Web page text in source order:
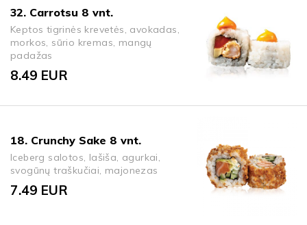
32. Carrotsu 8 vnt.
Keptos tigrinės krevetės, avokadas,
morkos, sūrio kremas, mangų
padažas
8.49 EUR
18. Crunchy Sake 8 vnt.
Iceberg salotos, lašiša, agurkai,
svogūnų traškučiai, majonezas
7.49 EUR